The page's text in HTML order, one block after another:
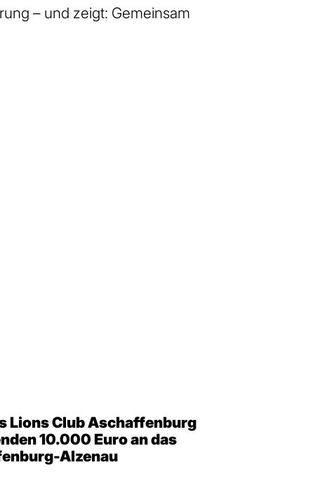
– und zeigt: Gemeinsam
Lions Club Aschaffenburg
10.000 Euro an das
Alzenau